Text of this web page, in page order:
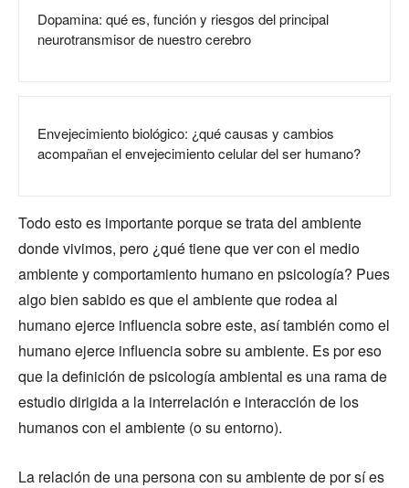
Dopamina: qué es, función y riesgos del principal
neurotransmisor de nuestro cerebro
Envejecimiento biológico: ¿qué causas y cambios
acompañan el envejecimiento celular del ser humano?
Todo esto es importante porque se trata del ambiente
donde vivimos, pero ¿qué tiene que ver con el medio
ambiente y comportamiento humano en psicología? Pues
algo bien sabido es que el ambiente que rodea al
humano ejerce influencia sobre este, así también como el
humano ejerce influencia sobre su ambiente. Es por eso
que la definición de psicología ambiental es una rama de
estudio dirigida a la interrelación e interacción de los
humanos con el ambiente (o su entorno).
La relación de una persona con su ambiente de por sí es